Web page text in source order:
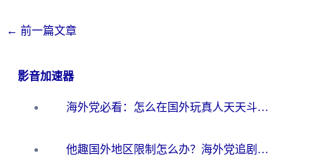
← 前一篇文章
影音加速器
海外党必看：怎么在国外玩真人天天斗地主？附证券开户、音乐定位修改全攻略
他趣国外地区限制怎么办？海外党追剧听歌看直播的一站式解决方案